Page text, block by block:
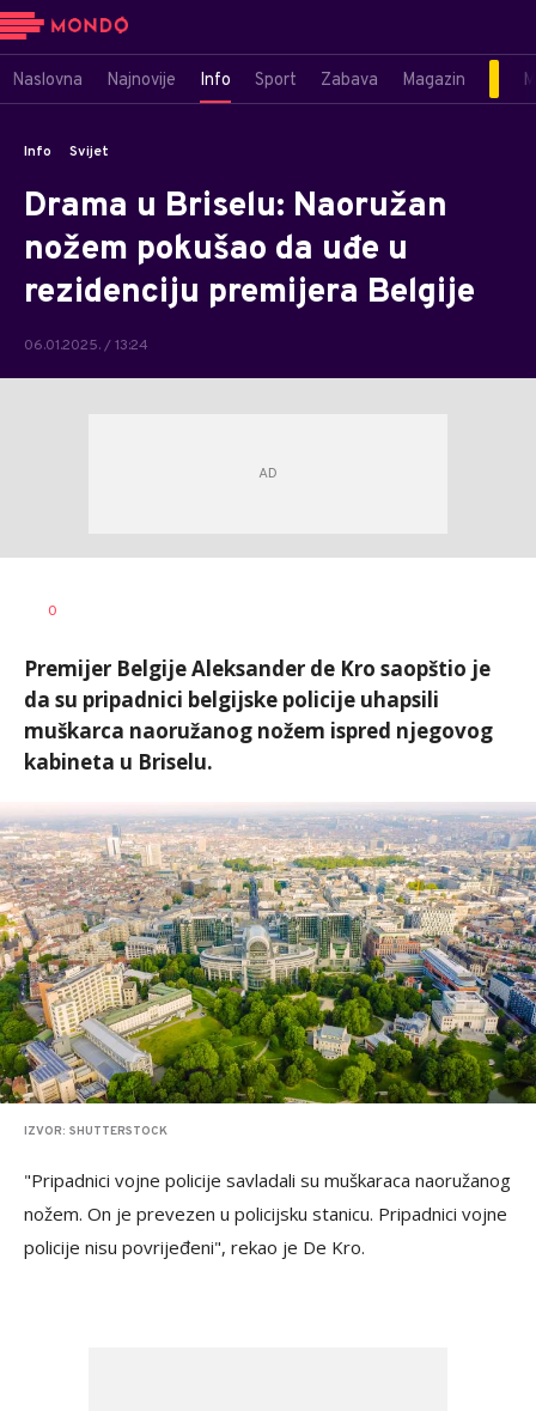
Naslovna Najnovije Info Sport Zabava Magazin
Info Svijet
Drama u Briselu: Naoružan
nožem pokušao da uđe u
rezidenciju premijera Belgije
06.01.2025. / 13:24
AUTOR
0
Premijer Belgije Aleksander de Kro saopštio je
da su pripadnici belgijske policije uhapsili
muškarca naoružanog nožem ispred njegovog
kabineta u Briselu.
IZVOR: SHUTTERSTOCK
"Pripadnici vojne policije savladali su muškaraca naoružanog
nožem. On je prevezen u policijsku stanicu. Pripadnici vojne
policije nisu povrijeđeni", rekao je De Kro.